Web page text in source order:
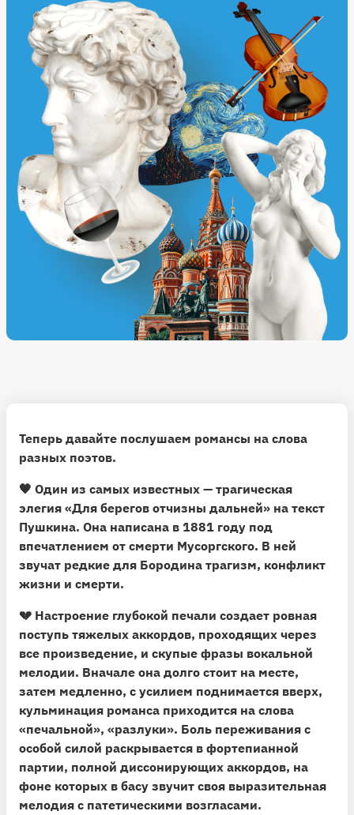
Теперь давайте послушаем романсы на слова
разных поэтов.
🖤 Один из самых известных — трагическая
элегия «Для берегов отчизны дальней» на текст
Пушкина. Она написана в 1881 году под
впечатлением от смерти Мусоргского. В ней
звучат редкие для Бородина трагизм, конфликт
жизни и смерти.
💔 Настроение глубокой печали создает ровная
поступь тяжелых аккордов, проходящих через
все произведение, и скупые фразы вокальной
мелодии. Вначале она долго стоит на месте,
затем медленно, с усилием поднимается вверх,
кульминация романса приходится на слова
«печальной», «разлуки». Боль переживания с
особой силой раскрывается в фортепианной
партии, полной диссонирующих аккордов, на
фоне которых в басу звучит своя выразительная
мелодия с патетическими возгласами.